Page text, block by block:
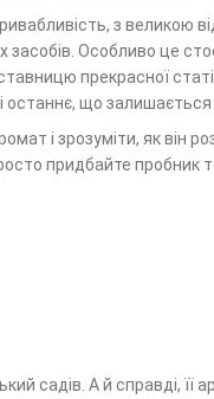
з великою
засобів. Особливо це
прекрасної
останнє, що залишається
і зрозуміти, як він
придбайте пробник
садів. А й справді, її